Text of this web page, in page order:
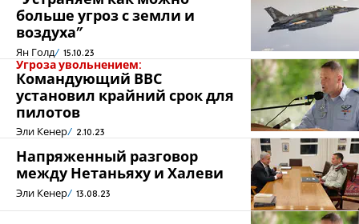
больше угроз с земли и
воздуха”
Ян Голд 15.10.23
Угроза увольнением:
Командующий ВВС
установил крайний срок для
пилотов
Эли Кенер 2.10.23
Напряженный разговор
между Нетаньяху и Халеви
Эли Кенер 13.08.23